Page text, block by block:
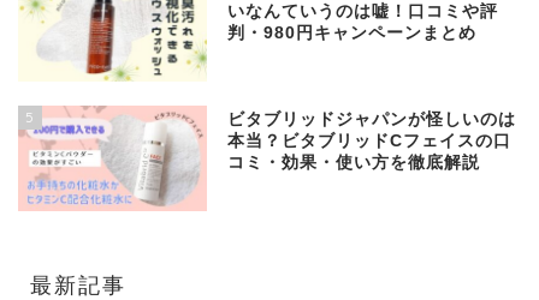
いなんていうのは嘘！口コミや評
判・980円キャンペーンまとめ
5
ビタブリッドジャパンが怪しいのは
本当？ビタブリッドCフェイスの口
コミ・効果・使い方を徹底解説
最新記事